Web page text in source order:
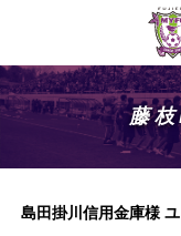
藤
島田掛川信用金庫様